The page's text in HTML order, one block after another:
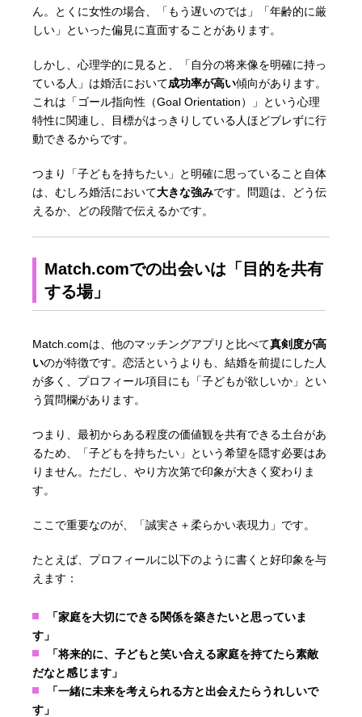
ん。とくに女性の場合、「もう遅いのでは」「年齢的に厳
しい」といった偏見に直面することがあります。
しかし、心理学的に見ると、「自分の将来像を明確に持っ
ている人」は婚活において成功率が高い傾向があります。
これは「ゴール指向性（Goal Orientation）」という心理
特性に関連し、目標がはっきりしている人ほどブレずに行
動できるからです。
つまり「子どもを持ちたい」と明確に思っていること自体
は、むしろ婚活において大きな強みです。問題は、どう伝
えるか、どの段階で伝えるかです。
Match.comでの出会いは「目的を共有
する場」
Match.comは、他のマッチングアプリと比べて真剣度が高
いのが特徴です。恋活というよりも、結婚を前提にした人
が多く、プロフィール項目にも「子どもが欲しいか」とい
う質問欄があります。
つまり、最初からある程度の価値観を共有できる土台があ
るため、「子どもを持ちたい」という希望を隠す必要はあ
りません。ただし、やり方次第で印象が大きく変わりま
す。
ここで重要なのが、「誠実さ＋柔らかい表現力」です。
たとえば、プロフィールに以下のように書くと好印象を与
えます：
「家庭を大切にできる関係を築きたいと思っていま
す」
「将来的に、子どもと笑い合える家庭を持てたら素敵
だなと感じます」
「一緒に未来を考えられる方と出会えたらうれしいで
す」